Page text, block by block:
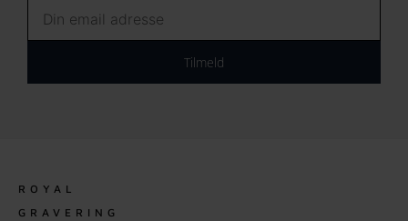
Email
Tilmeld
ROYAL
GRAVERING